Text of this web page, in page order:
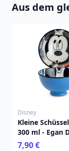
Aus dem
Disney
Kleine
300 ml - Egan
Home
7,90 €